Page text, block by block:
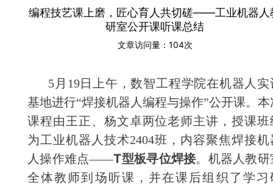
编程技艺课上磨，匠心育人共切磋——工业机器人
研室公开课听课总结
文章访问量： 104次
5月19日上午，数智工程学院在机器人实
基地进行“焊接机器人编程与操作”公开课。本
课程由王正、杨文卓两位老师主讲，授课班
为工业机器人技术2404班，内容聚焦焊接机
人操作难点——T型板寻位焊接。机器人教研
全体教师到场听课，并在课后组织了学习